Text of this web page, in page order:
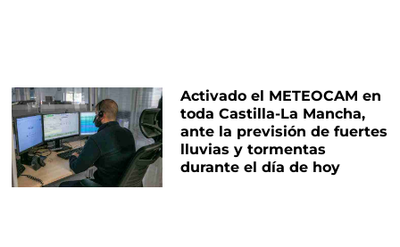
Activado el METEOCAM en
toda Castilla-La Mancha,
ante la previsión de fuertes
lluvias y tormentas
durante el día de hoy